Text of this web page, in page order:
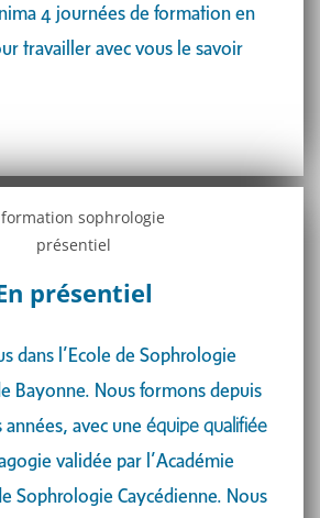
4 journées de formation en
travailler avec vous le savoir
présentiel
dans l’Ecole de Sophrologie
Bayonne. Nous formons depuis
avec une équipe qualifiée
validée par l’Académie
Sophrologie Caycédienne. Nous